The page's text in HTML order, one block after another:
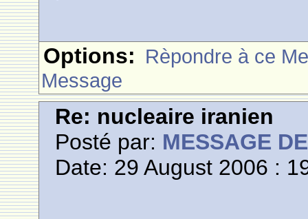
Options: Rèpondre à ce
Message
Re: nucleaire iranien
Posté par: MESSAGE
Date: 29 August 2006 :